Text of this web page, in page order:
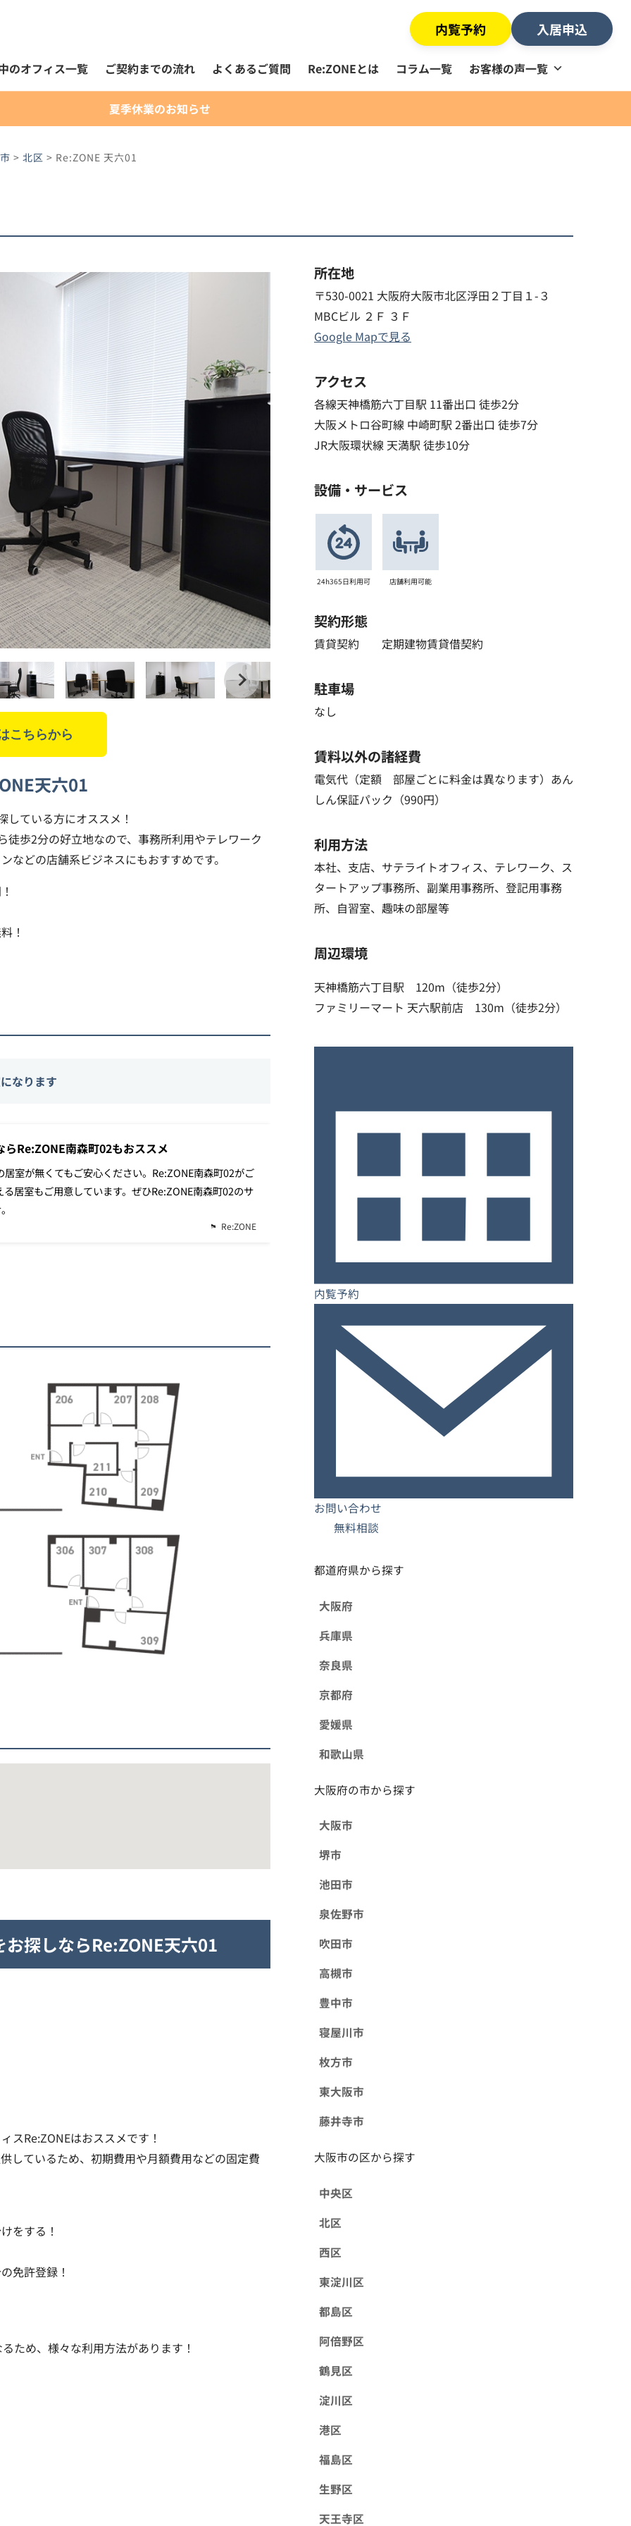
内覧予約 入居申込
のオフィス一覧 ご契約までの流れ よくあるご質問 Re:ZONEとは コラム一覧 お客様の声一覧
夏季休業のお知らせ
> 北区 > Re:ZONE 天六01
こちらから
天六01
ている方にオススメ！
歩2分の好立地なので、事務所利用やテレワーク
などの店舗系ビジネスにもおすすめです。
！
なります
Re:ZONE南森町02もおススメ
室が無くてもご安心ください。Re:ZONE南森町02がご
居室もご用意しています。ぜひRe:ZONE南森町02のサ
Re:ZONE
探しならRe:ZONE天六01
スRe:ZONEはおススメです！
しているため、初期費用や月額費用などの固定費
をする！
免許登録！
ため、様々な利用方法があります！
所在地
〒530-0021 大阪府大阪市北区浮田２丁目１-３
MBCビル ２Ｆ ３Ｆ
Google Mapで見る
アクセス
各線天神橋筋六丁目駅 11番出口 徒歩2分
大阪メトロ谷町線 中崎町駅 2番出口 徒歩7分
JR大阪環状線 天満駅 徒歩10分
設備・サービス
24h365日利用可 店舗利用可能
契約形態
賃貸契約 定期建物賃貸借契約
駐車場
なし
賃料以外の諸経費
電気代（定額 部屋ごとに料金は異なります）あん
しん保証パック（990円）
利用方法
本社、支店、サテライトオフィス、テレワーク、ス
タートアップ事務所、副業用事務所、登記用事務
所、自習室、趣味の部屋等
周辺環境
天神橋筋六丁目駅 120m（徒歩2分）
ファミリーマート 天六駅前店 130m（徒歩2分）
内覧予約
お問い合わせ
無料相談
都道府県から探す
大阪府
兵庫県
奈良県
京都府
愛媛県
和歌山県
大阪府の市から探す
大阪市
堺市
池田市
泉佐野市
吹田市
高槻市
豊中市
寝屋川市
枚方市
東大阪市
藤井寺市
大阪市の区から探す
中央区
北区
西区
東淀川区
都島区
阿倍野区
鶴見区
淀川区
港区
福島区
生野区
天王寺区